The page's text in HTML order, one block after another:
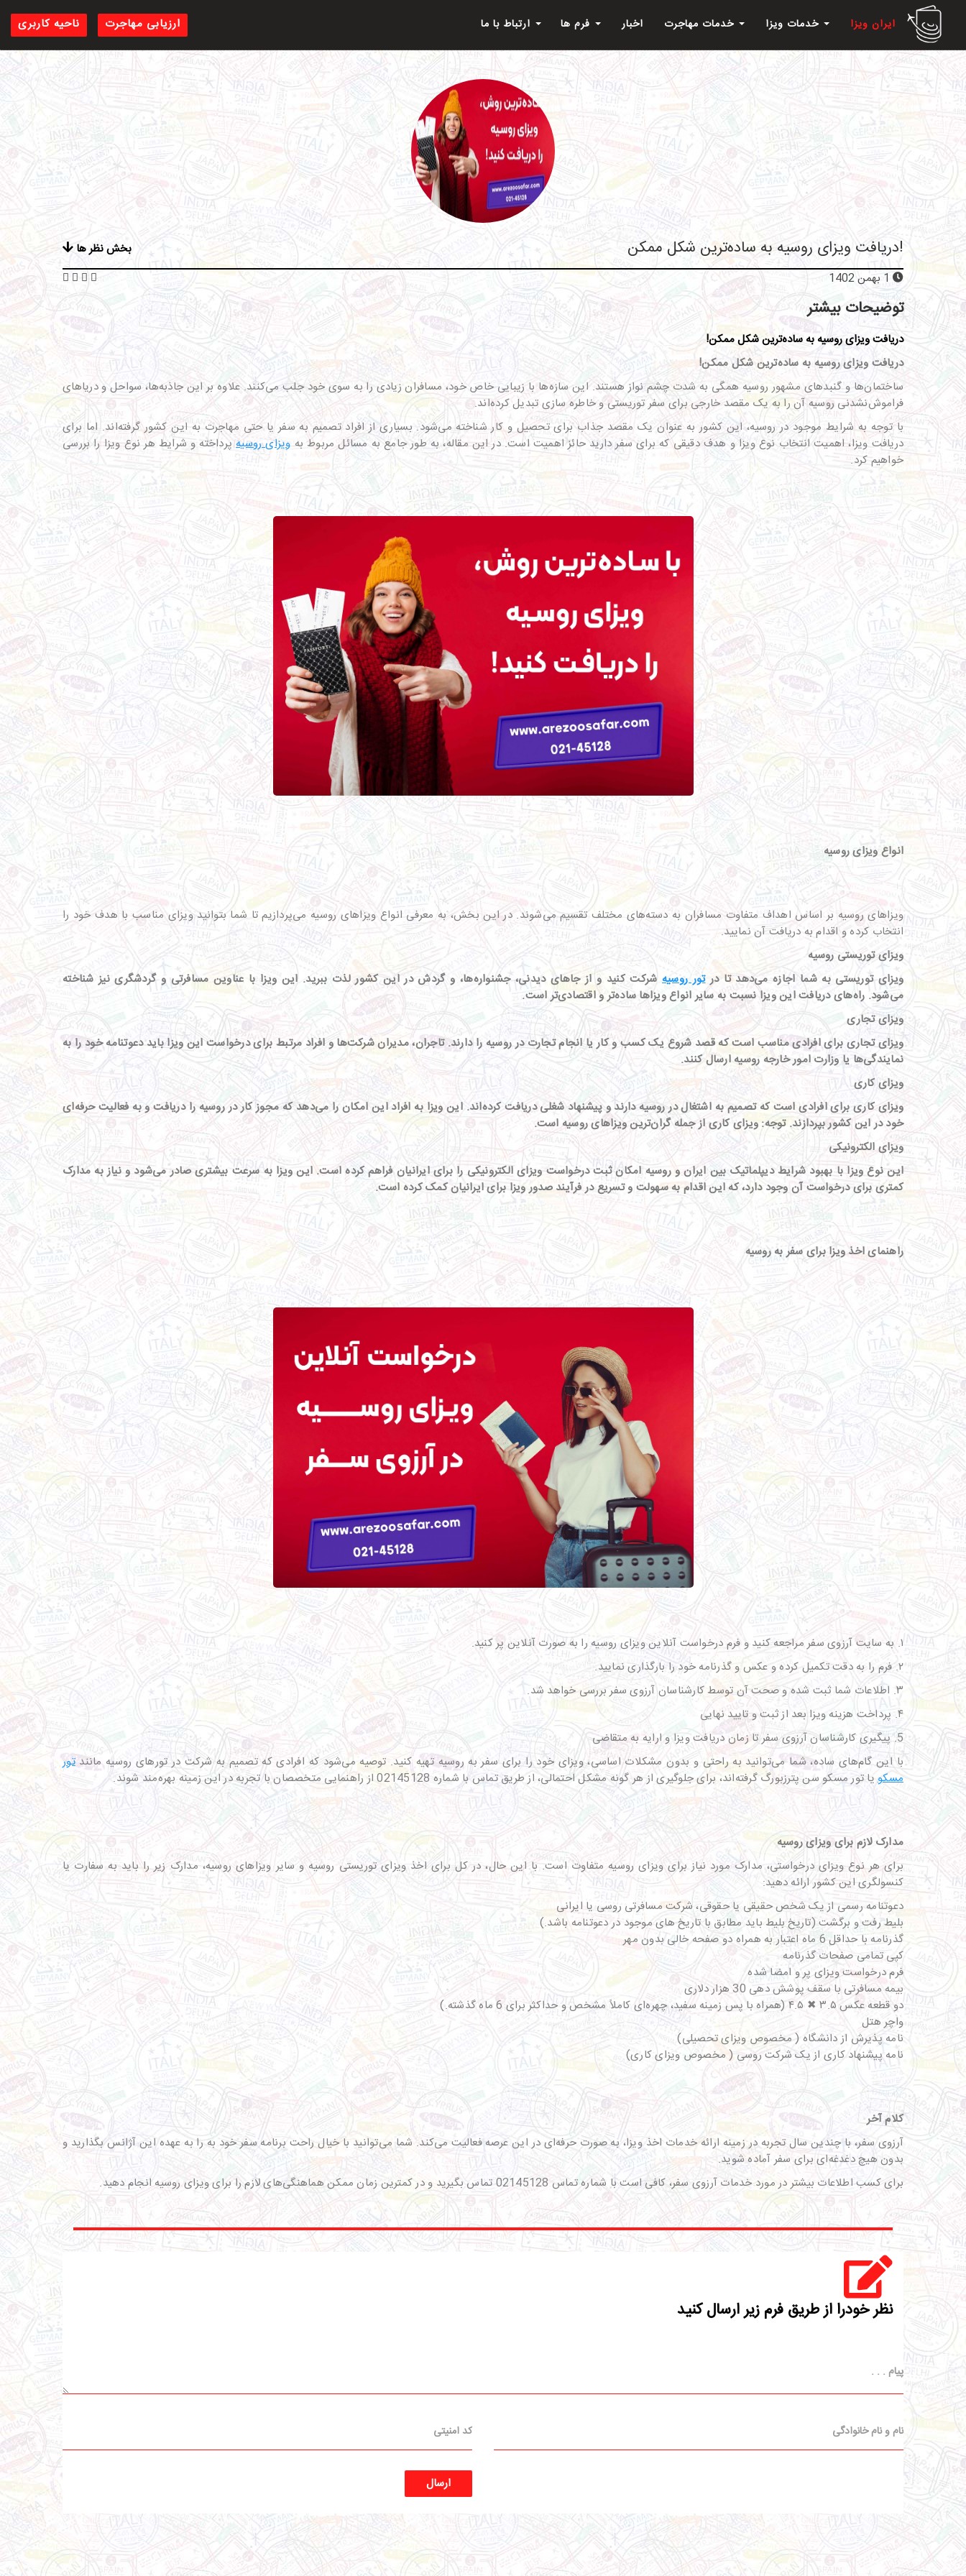
ناحیه کاربری ارزیابی مهاجرت ایران ویزا اخبار
دریافت ویزای روسیه به ساده‌ترین شکل ممکن!
بخش نظر ها
توضیحات بیشتر
دریافت ویزای روسیه به ساده‌ترین شکل ممکن!
دریافت ویزای روسیه به ساده‌ترین شکل ممکن!
ساختمان‌ها و گنبدهای مشهور روسیه همگی به شدت چشم نواز هستند. این سازه‌ها با زیبایی خاص خود، مسافران زیادی را به سوی خود جلب می‌کنند. علاوه بر این جاذبه‌ها، سواحل و دریاهای
فراموش‌نشدنی روسیه آن را به یک مقصد خارجی برای سفر توریستی و خاطره سازی تبدیل کرده‌اند.
با توجه به شرایط موجود در روسیه، این کشور به عنوان یک مقصد جذاب برای تحصیل و کار شناخته می‌شود. بسیاری از افراد تصمیم به سفر یا حتی مهاجرت به این کشور گرفته‌اند. اما برای
دریافت ویزا، اهمیت انتخاب نوع ویزا و هدف دقیقی که برای سفر دارید حائز اهمیت است. در این مقاله، به طور جامع به مسائل مربوط بهویزای روسیهپرداخته و شرایط هر نوع ویزا را بررسی
خواهیم کرد.
انواع ویزای روسیه
ویزاهای روسیه بر اساس اهداف متفاوت مسافران به دسته‌های مختلف تقسیم می‌شوند. در این بخش، به معرفی انواع ویزاهای روسیه می‌پردازیم تا شما بتوانید ویزای مناسب با هدف خود را
انتخاب کرده و اقدام به دریافت آن نمایید.
ویزای توریستی روسیه
ویزای توریستی به شما اجازه می‌دهد تا درتور روسیه شرکت کنید و از جاهای دیدنی، جشنواره‌ها، و گردش در این کشور لذت ببرید. این ویزا با عناوین مسافرتی و گردشگری نیز شناخته
می‌شود. راه‌های دریافت این ویزا نسبت به سایر انواع ویزاها ساده‌تر و اقتصادی‌تر است.
ویزای تجاری
ویزای تجاری برای افرادی مناسب است که قصد شروع یک کسب و کار یا انجام تجارت در روسیه را دارند.تاجران، مدیران شرکت‌ها و افراد مرتبط برای درخواست این ویزا باید دعوتنامه خود را به
نمایندگی‌ها یا وزارت امور خارجه روسیه ارسال کنند.
ویزای کاری
ویزای کاری برای افرادی است که تصمیم به اشتغال در روسیه دارند و پیشنهاد شغلی دریافت کرده‌اند.این ویزا به افراد این امکان را می‌دهد که مجوز کار در روسیه را دریافت و به فعالیت حرفه‌ای
خود در این کشور بپردازند.توجه:ویزای کاری از جمله گران‌ترین ویزاهای روسیه است.
ویزای الکترونیکی
این نوع ویزا با بهبود شرایط دیپلماتیک بین ایران و روسیه امکان ثبت درخواست ویزای الکترونیکی را برای ایرانیان فراهم کرده است. این ویزا به سرعت بیشتری صادر می‌شود و نیاز به مدارک
کمتری برای درخواست آن وجود دارد، که این اقدام به سهولت و تسریع در فرآیند صدور ویزا برای ایرانیان کمک کرده است.
راهنمای اخذ ویزا برای سفر به روسیه
۱. به سایت آرزوی سفر مراجعه کنید و فرم درخواست آنلاین ویزای روسیه را به صورت آنلاین پر کنید.
۲. فرم را به دقت تکمیل کرده و عکس و گذرنامه خود را بارگذاری نمایید.
۳. اطلاعات شما ثبت شده و صحت آن توسط کارشناسان آرزوی سفر بررسی خواهد شد.
۴. پرداخت هزینه ویزا بعد از ثبت و تایید نهایی
5. پیگیری کارشناسان آرزوی سفر تا زمان دریافت ویزا و ارایه به متقاضی
با این گام‌های ساده، شما می‌توانید به راحتی و بدون مشکلات اساسی، ویزای خود را برای سفر به روسیه تهیه کنید. توصیه می‌شود که افرادی که تصمیم به شرکت در تورهای روسیه مانندتور
مسکو یا تور مسکو سن پترزبورگ گرفته‌اند، برای جلوگیری از هر گونه مشکل احتمالی، از طریق تماس با شماره 02145128 از راهنمایی متخصصان با تجربه در این زمینه بهره‌مند شوند.
مدارک لازم برای ویزای روسیه
برای هر نوع ویزای درخواستی، مدارک مورد نیاز برای ویزای روسیه متفاوت است. با این حال، در کل برای اخذ ویزای توریستی روسیه و سایر ویزاهای روسیه، مدارک زیر را باید به سفارت یا
کنسولگری این کشور ارائه دهید:
دعوتنامه رسمی از یک شخص حقیقی یا حقوقی، شرکت مسافرتی روسی یا ایرانی
بلیط رفت و برگشت (تاریخ بلیط باید مطابق با تاریخ های موجود در دعوتنامه باشد.)
گذرنامه با حداقل 6 ماه اعتبار به همراه دو صفحه خالی بدون مهر
کپی تمامی صفحات گذرنامه
فرم درخواست ویزای پر و امضا شده
بیمه مسافرتی با سقف پوشش دهی 30 هزار دلاری
دو قطعه عکس ۳.۵ ✖ ۴.۵ (همراه با پس زمینه سفید، چهره‌ای کاملاً مشخص و حداکثر برای 6 ماه گذشته.)
واچر هتل
نامه پذیرش از دانشگاه ( مخصوص ویزای تحصیلی)
نامه پیشنهاد کاری از یک شرکت روسی ( مخصوص ویزای کاری)
کلام آخر
آرزوی سفر، با چندین سال تجربه در زمینه ارائه خدمات اخذ ویزا، به صورت حرفه‌ای در این عرصه فعالیت می‌کند. شما می‌توانید با خیال راحت برنامه سفر خود به را به عهده این آژانس بگذارید و
بدون هیچ دغدغه‌ای برای سفر آماده شوید.
برای کسب اطلاعات بیشتر در مورد خدمات آرزوی سفر، کافی است با شماره تماس 02145128 تماس بگیرید و در کمترین زمان ممکن هماهنگی‌های لازم را برای ویزای روسیه انجام دهید.
نظر خودرا از طریق فرم زیر ارسال کنید
ارسال